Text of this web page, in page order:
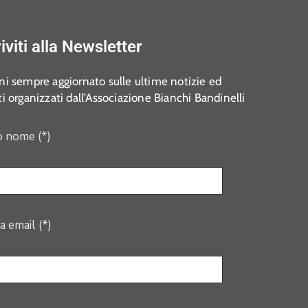
alla Newsletter
sempre aggiornato sulle ultime notizie ed
organizzati dall’Associazione Bianchi Bandinelli
nome (*)
email (*)